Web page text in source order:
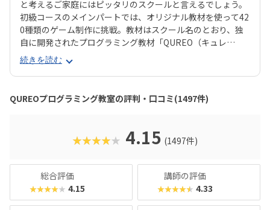
と考えるご家庭にはピッタリのスクールと言えるでしょう。
初級コースのメインパートでは、オリジナル教材を使って42
0種類のゲーム制作に挑戦。教材はスクール名のとおり、独
自に開発されたプログラミング教材「QUREO（キュレ
オ）」です。スマホゲームのような感覚でサクサク進められ
るのに、本格的な内容が学べるのが魅力。子どもにとっても
「やらされている感」がないので、楽しくゲームをクリアし
ていくようなペースでどんどん学習を進めていけます。教材
のデザイン性も高く、実際にスマホゲーム開発で使用されて
クに慣れている今の子どもでも、「安っぽい」「子どもっぽ
い」と思わず勉強に取り組めるでしょう。学習結果は通信簿
続きを読む
QUREOプログラミング教室の評判・口コミ(1497件)
★★★★★ 4.15 (1497件)
総合評価
★★★★★ 4.15
講師の評価
★★★★★ 4.33